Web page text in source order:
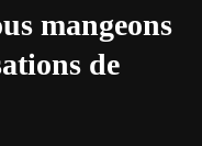
mangeons
de